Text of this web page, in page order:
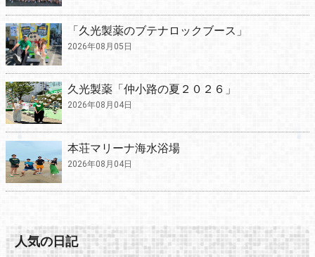
「久光製薬のブテナロックブース」
2026年08月05日
久光製薬「仲小路の夏２０２６」
2026年08月04日
本荘マリーナ海水浴場
2026年08月04日
人気の日記